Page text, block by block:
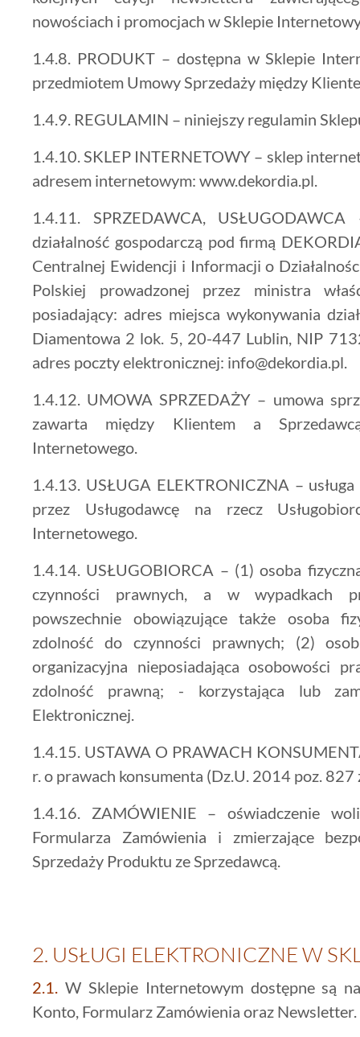
nowościach i promocjach w Sklepie
1.4.8. PRODUKT – dostępna w Sklepie
przedmiotem Umowy Sprzedaży między
1.4.9. REGULAMIN – niniejszy regulamin
1.4.10. SKLEP INTERNETOWY – sklep
adresem internetowym: www.dekordia.pl.
1.4.11. SPRZEDAWCA,
działalność gospodarczą pod firmą
Centralnej Ewidencji i Informacji o
Polskiej prowadzonej przez ministra
posiadający: adres miejsca wykonywania
Diamentowa 2 lok. 5, 20-447 Lublin, NIP
adres poczty elektronicznej: info@dekordia.pl.
1.4.12. UMOWA SPRZEDAŻY – umowa
zawarta między Klientem a
Internetowego.
1.4.13. USŁUGA ELEKTRONICZNA –
przez Usługodawcę na rzecz
Internetowego.
1.4.14. USŁUGOBIORCA – (1) osoba
czynności prawnych, a w wypadkach
powszechnie obowiązujące także osoba
zdolność do czynności prawnych; (2)
organizacyjna nieposiadająca osobowości
zdolność prawną; - korzystająca lub
Elektronicznej.
1.4.15. USTAWA O PRAWACH
r. o prawach konsumenta (Dz.U. 2014 poz. 827
1.4.16. ZAMÓWIENIE – oświadczenie
Formularza Zamówienia i zmierzające
Sprzedaży Produktu ze Sprzedawcą.
2. USŁUGI ELEKTRONICZNE W
2.1.
W Sklepie Internetowym dostępne są
Konto, Formularz Zamówienia oraz Newsletter.